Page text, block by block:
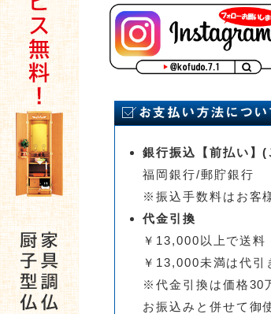
銀行振込【前払い】
福岡銀行/郵貯銀行
※振込手数料はお客
代金引換
￥13,000以上で送
￥13,000未満は代引
※代金引換は価格30
お振込みと併せて御